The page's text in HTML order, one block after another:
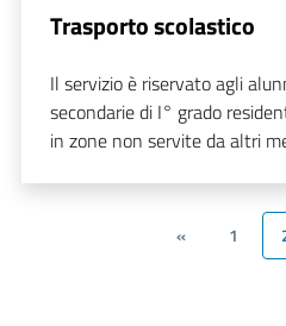
Trasporto scolastico
Il servizio è riservato agli
secondarie di I° grado
in zone non servite da altri
« 1